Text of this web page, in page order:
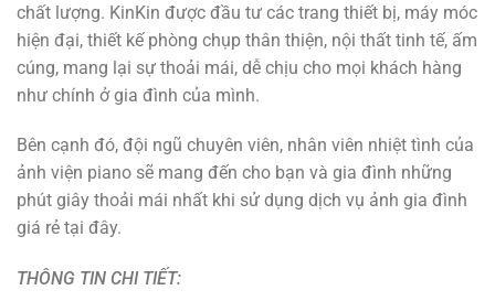
chất lượng. KinKin được đầu tư các trang thiết bị, máy móc
hiện đại, thiết kế phòng chụp thân thiện, nội thất tinh tế, ấm
cúng, mang lại sự thoải mái, dễ chịu cho mọi khách hàng
như chính ở gia đình của mình.
Bên cạnh đó, đội ngũ chuyên viên, nhân viên nhiệt tình của
ảnh viện piano sẽ mang đến cho bạn và gia đình những
phút giây thoải mái nhất khi sử dụng dịch vụ ảnh gia đình
giá rẻ tại đây.
THÔNG TIN CHI TIẾT: